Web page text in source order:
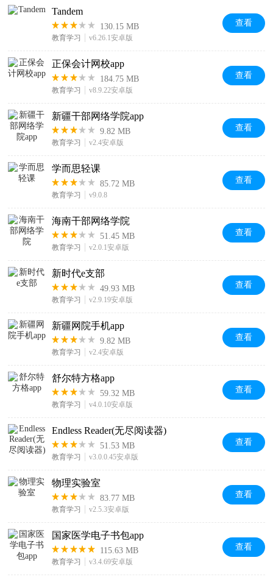
Tandem
130.15 MB
教育学习 v6.26.1安卓版
查看
正保会计网校app
184.75 MB
教育学习 v8.9.22安卓版
查看
新疆干部网络学院app
9.82 MB
教育学习 v2.4安卓版
查看
学而思轻课
85.72 MB
教育学习 v9.0.8
查看
海南干部网络学院
51.45 MB
教育学习 v2.0.1安卓版
查看
新时代e支部
49.93 MB
教育学习 v2.9.19安卓版
查看
新疆网院手机app
9.82 MB
教育学习 v2.4安卓版
查看
舒尔特方格app
59.32 MB
教育学习 v4.0.10安卓版
查看
Endless Reader(无尽阅读器)
51.53 MB
教育学习 v3.0.0.45安卓版
查看
物理实验室
83.77 MB
教育学习 v2.5.3安卓版
查看
国家医学电子书包app
115.63 MB
教育学习 v3.4.69安卓版
查看